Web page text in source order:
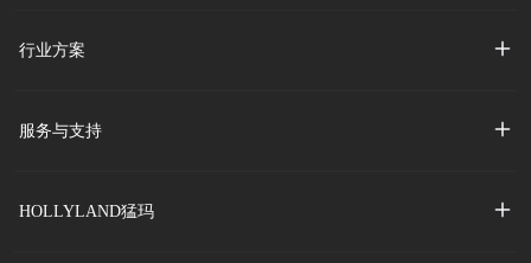
行业方案
服务与支持
HOLLYLAND猛玛